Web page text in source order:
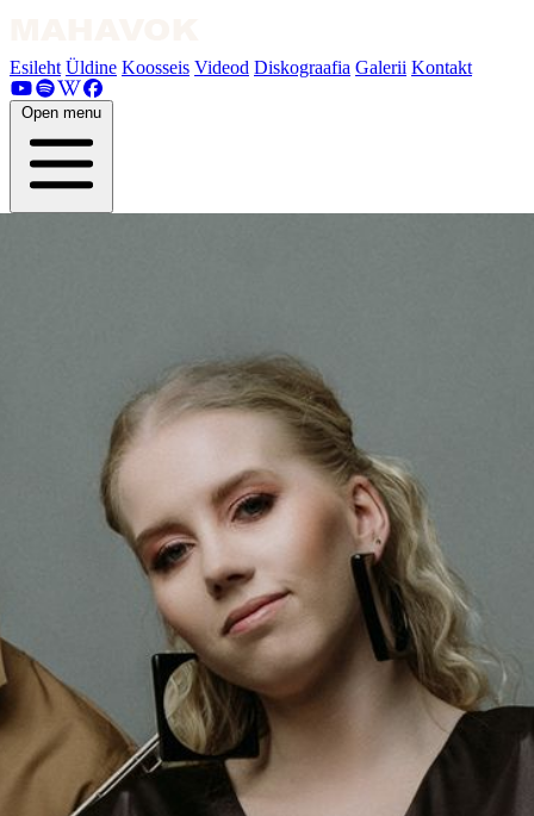
Esileht Üldine Koosseis Videod Diskograafia Galerii Kontakt
Open menu